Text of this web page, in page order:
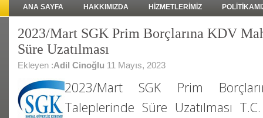
ANA SAYFA HAKKIMIZDA HİZMETLERİMİZ
2023/Mart SGK Prim Borçlarına KDV
Süre Uzatılması
Ekleyen :Adil Cinoğlu 11 Mayıs, 2023
2023/Mart SGK Prim
Taleplerinde Süre Uzatılması